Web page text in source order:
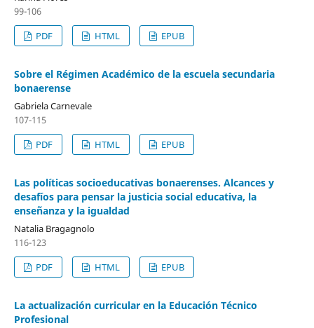
99-106
PDF
HTML EPUB
Sobre el Régimen Académico de la escuela secundaria
bonaerense
Gabriela Carnevale
107-115
PDF
HTML EPUB
Las políticas socioeducativas bonaerenses. Alcances y
desafíos para pensar la justicia social educativa, la
enseñanza y la igualdad
Natalia Bragagnolo
116-123
PDF
HTML EPUB
La actualización curricular en la Educación Técnico
Profesional